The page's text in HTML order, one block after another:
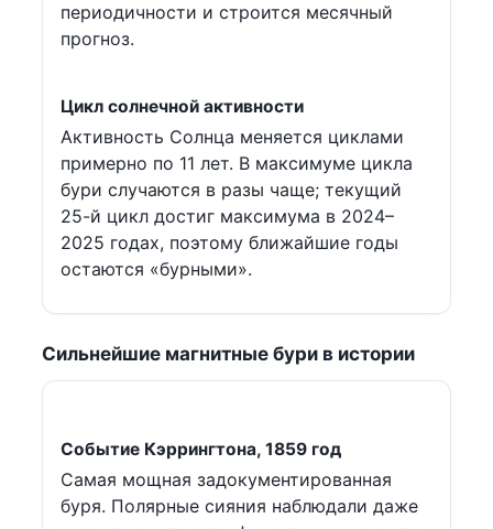
периодичности и строится месячный
прогноз.
Цикл солнечной активности
Активность Солнца меняется циклами
примерно по 11 лет. В максимуме цикла
бури случаются в разы чаще; текущий
25-й цикл достиг максимума в 2024–
2025 годах, поэтому ближайшие годы
остаются «бурными».
Сильнейшие магнитные бури в истории
Событие Кэррингтона, 1859 год
Самая мощная задокументированная
буря. Полярные сияния наблюдали даже